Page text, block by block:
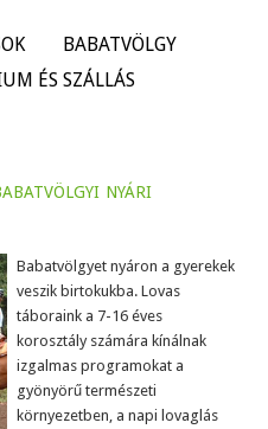
BABATVÖLGY
ÉS SZÁLLÁS
nyári
Babatvölgyet nyáron a gyerekek
veszik birtokukba. Lovas
táboraink a 7-16 éves
korosztály számára kínálnak
izgalmas programokat a
gyönyörű természeti
környezetben, a napi lovaglás